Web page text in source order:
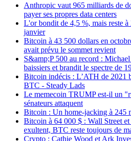
Anthropic vaut 965 milliards de
payer ses propres data centers
L'or bondit de 4,5 %, mais reste
janvier
Bitcoin à 43 500 dollars en
avait prévu le sommet revient
S&amp;P 500 au record :
baissiers et brandit le spectre de
Bitcoin indécis : L’ATH de 2021
BTC - Steady Lads
Le memecoin TRUMP est-il un
sénateurs attaquent
Bitcoin : Un home-jacking à 245
Bitcoin à 64 000 $ : Wall Street et
exultent, BTC reste toujours de
Crypto : Cathie Wood et Ark